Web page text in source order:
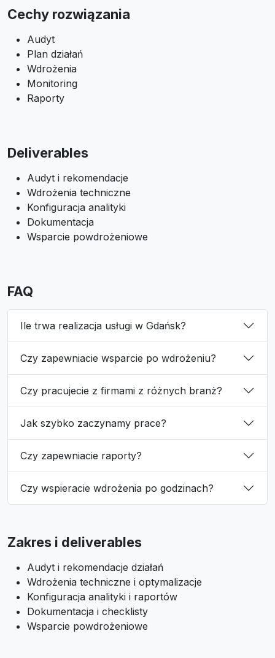
Cechy rozwiązania
Audyt
Plan działań
Wdrożenia
Monitoring
Raporty
Deliverables
Audyt i rekomendacje
Wdrożenia techniczne
Konfiguracja analityki
Dokumentacja
Wsparcie powdrożeniowe
FAQ
Ile trwa realizacja usługi w Gdańsk?
Czy zapewniacie wsparcie po wdrożeniu?
Czy pracujecie z firmami z różnych branż?
Jak szybko zaczynamy prace?
Czy zapewniacie raporty?
Czy wspieracie wdrożenia po godzinach?
Zakres i deliverables
Audyt i rekomendacje działań
Wdrożenia techniczne i optymalizacje
Konfiguracja analityki i raportów
Dokumentacja i checklisty
Wsparcie powdrożeniowe